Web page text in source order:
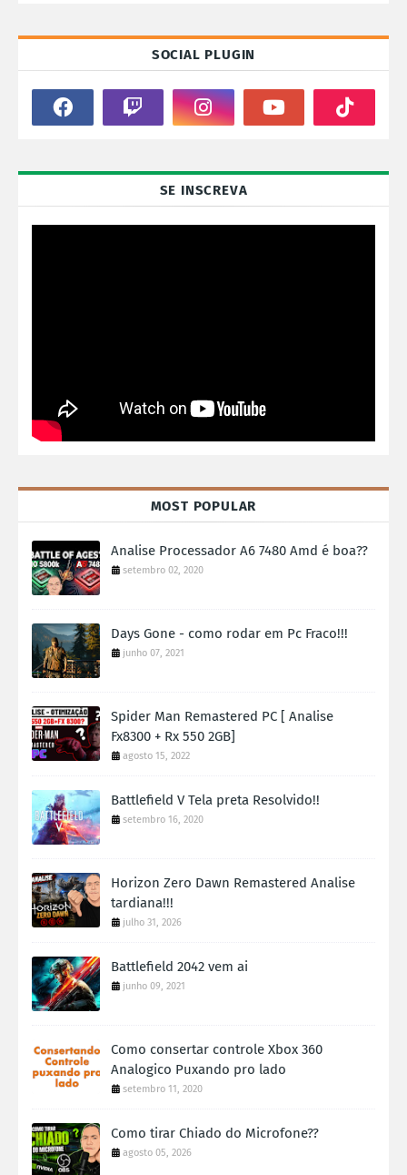
SOCIAL PLUGIN
SE INSCREVA
MOST POPULAR
Analise Processador A6 7480 Amd é boa??
setembro 02, 2020
Days Gone - como rodar em Pc Fraco!!!
junho 07, 2021
Spider Man Remastered PC [ Analise
Fx8300 + Rx 550 2GB]
agosto 15, 2022
Battlefield V Tela preta Resolvido!!
setembro 16, 2020
Horizon Zero Dawn Remastered Analise
tardiana!!!
julho 31, 2026
Battlefield 2042 vem ai
junho 09, 2021
Como consertar controle Xbox 360
Analogico Puxando pro lado
setembro 11, 2020
Como tirar Chiado do Microfone??
agosto 05, 2026